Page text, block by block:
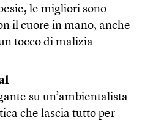
le migliori sono
il cuore in mano, anche
tocco di malizia.
su un’ambientalista
che lascia tutto per